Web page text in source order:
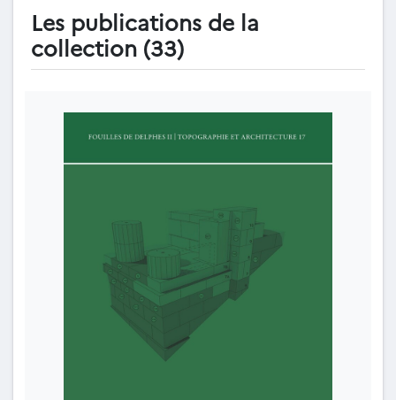
Les publications de la
collection (33)